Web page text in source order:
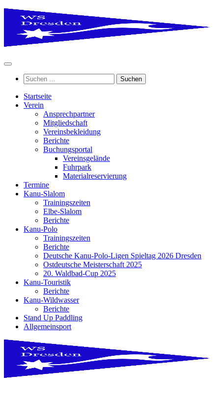
Zum
springen
Suchen
nach:
Startseite
Verein
Ansprechpartner
Mitgliedschaft
Vereinsbekleidung
Berichte
Buchungsportal
Vereinsgelände
Fuhrpark
Materialreservierung
Termine
Kanu-Slalom
Trainingszeiten
Elbe-Slalom
Berichte
Kanu-Polo
Trainingszeiten
Berichte
Deutsche Kanu-Polo-Ligen Spieltag 2026 Dresden
Ostdeutsche Meisterschaft 2025
20. Waldbad-Cup 2025
Kanu-Touristik
Berichte
Kanu-Wildwasser
Berichte
Stand Up Paddling
Allgemeinsport